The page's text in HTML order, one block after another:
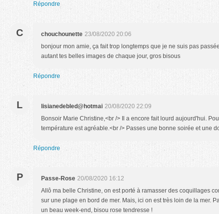
Répondre
C chouchounette 23/08/2020 20:06
bonjour mon amie, ça fait trop longtemps que je ne suis pas
autant tes belles images de chaque jour, gros bisous
Répondre
L lisianedebled@hotmai 20/08/2020 22:09
Bonsoir Marie Christine,<br /> Il a encore fait lourd aujourd'hui.
température est agréable.<br /> Passes une bonne soirée et une
Répondre
P Passe-Rose 20/08/2020 16:12
Allô ma belle Christine, on est porté à ramasser des coquillages
sur une plage en bord de mer. Mais, ici on est très loin de la mer.
un beau week-end, bisou rose tendresse !